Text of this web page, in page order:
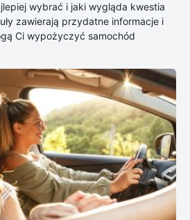
wybrać i jaki wygląda kwestia
zawierają przydatne informacje i
Ci wypożyczyć samochód